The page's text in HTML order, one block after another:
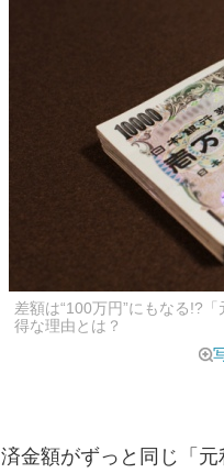
差額は“100万円”にもなる!?
得な理由とは？
金額がずっと同じ「元